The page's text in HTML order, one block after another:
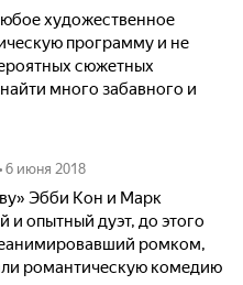
художественное
программу и не
сюжетных
много забавного и
• 6 июня 2018
Эбби Кон и Марк
опытный дуэт, до этого
ромком,
романтическую комедию